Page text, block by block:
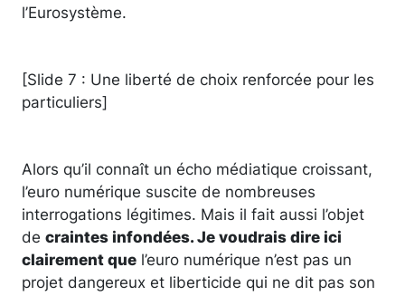
l’Eurosystème.
[Slide 7 : Une liberté de choix renforcée pour les
particuliers]
Alors qu’il connaît un écho médiatique croissant,
l’euro numérique suscite de nombreuses
interrogations légitimes. Mais il fait aussi l’objet
de craintes infondées. Je voudrais dire ici
clairement que l’euro numérique n’est pas un
projet dangereux et liberticide qui ne dit pas son